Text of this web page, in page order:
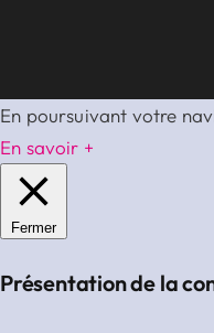
En poursuivant votre
En savoir +